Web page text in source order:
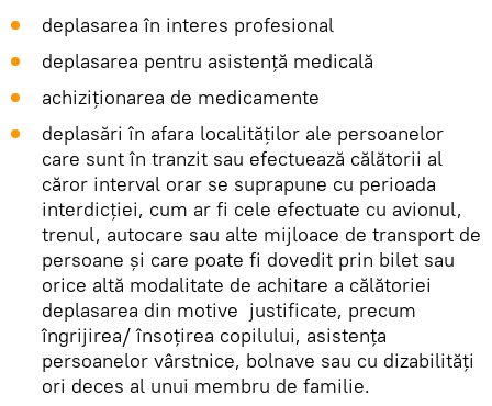
deplasarea în interes profesional
deplasarea pentru asistență medicală
achiziționarea de medicamente
deplasări în afara localităților ale persoanelor
care sunt în tranzit sau efectuează călătorii al
căror interval orar se suprapune cu perioada
interdicției, cum ar fi cele efectuate cu avionul,
trenul, autocare sau alte mijloace de transport de
persoane și care poate fi dovedit prin bilet sau
orice altă modalitate de achitare a călătoriei
deplasarea din motive justificate, precum
îngrijirea/ însoțirea copilului, asistența
persoanelor vârstnice, bolnave sau cu dizabilități
ori deces al unui membru de familie.